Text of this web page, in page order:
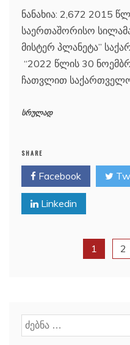
ნანახია: 2,672 2015
საერთაშორისო
მისტერ პლანეტა”
“2022 წლის 30
ჩათვლით
სრულად
SHARE
Facebook
Linkedin
1 2
ძებნა: